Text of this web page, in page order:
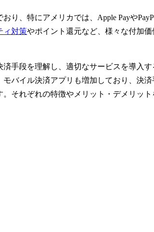
、特にアメリカでは、Apple Payや
ィ対策やポイント還元など、様々な付加
手段を理解し、適切なサービスを導入
バイル決済アプリも増加しており、決
それぞれの特徴やメリット・デメリッ